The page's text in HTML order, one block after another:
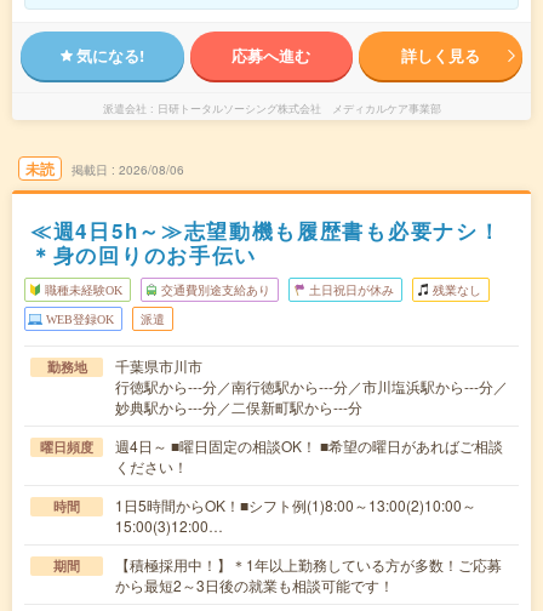
気になる! 応募へ進む 詳しく見る
派遣会社 日研トータルソーシング株式会社 メディカルケア事業部
未読 掲載日 2026/08/06
≪週4日5h～≫志望動機も履歴書も必要ナシ！
＊身の回りのお手伝い
職種未経験OK 交通費別途支給あり 土日祝日が休み 残業なし
WEB登録OK 派遣
勤務地
千葉県市川市
行徳駅から---分／南行徳駅から---分／市川塩浜駅から---分／
妙典駅から---分／二俣新町駅から---分
曜日頻度
週4日～ ■曜日固定の相談OK！ ■希望の曜日があればご相談
ください！
時間
1日5時間からOK！■シフト例(1)8:00～13:00(2)10:00～
15:00(3)12:00…
期間
【積極採用中！】＊1年以上勤務している方が多数！ご応募
から最短2～3日後の就業も相談可能です！